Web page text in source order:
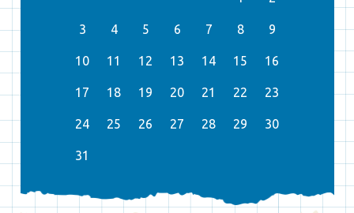
3 4 5 6 7 8 9
10 11 12 13 14 15 16
17 18 19 20 21 22 23
24 25 26 27 28 29 30
31